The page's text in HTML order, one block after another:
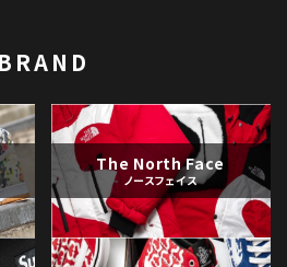
BRAND
The North Face
ノースフェイス